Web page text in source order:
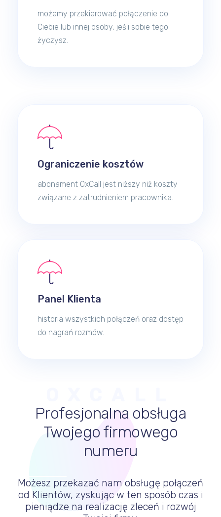
możemy przekierować połączenie do
Ciebie lub innej osoby, jeśli sobie tego
życzysz.
Ograniczenie kosztów
abonament OxCall jest niższy niż koszty
związane z zatrudnieniem pracownika.
Panel Klienta
historia wszystkich połączeń oraz dostęp
do nagrań rozmów.
Profesjonalna obsługa
Twojego firmowego
numeru
Możesz przekazać nam obsługę połączeń
od Klientów, zyskując w ten sposób czas i
pieniądze na realizację zleceń i rozwój